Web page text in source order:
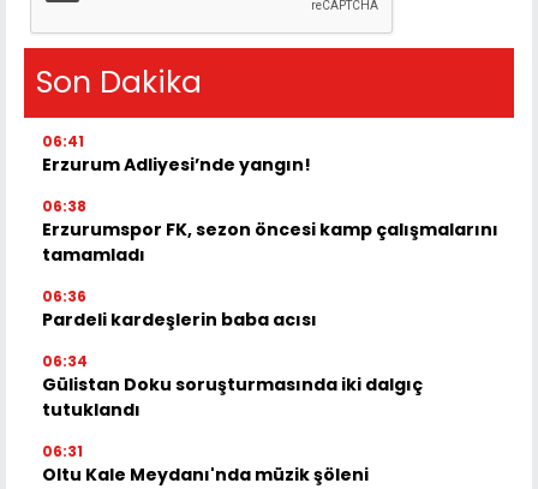
Son Dakika
06:41
Erzurum Adliyesi’nde yangın!
06:38
Erzurumspor FK, sezon öncesi kamp çalışmalarını
tamamladı
06:36
Pardeli kardeşlerin baba acısı
06:34
Gülistan Doku soruşturmasında iki dalgıç
tutuklandı
06:31
Oltu Kale Meydanı'nda müzik şöleni